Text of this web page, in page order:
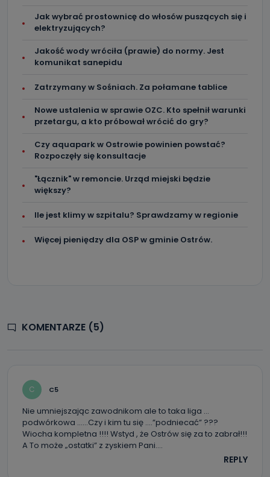
Jak wybrać prostownicę do włosów puszących się i
elektryzujących?
Jakość wody wróciła (prawie) do normy. Jest
komunikat sanepidu
Zatrzymany w Sośniach. Za połamane tablice
Nowe ustalenia w sprawie OZC. Kto spełnił warunki
przetargu, a kto próbował wrócić do gry?
Czy aquapark w Ostrowie powinien powstać?
Rozpoczęły się konsultacje
"Łącznik" w remoncie. Urząd miejski będzie
większy?
Ile jest klimy w szpitalu? Sprawdzamy w regionie
Więcej pieniędzy dla OSP w gminie Ostrów.
KOMENTARZE (5)
C C5
Nie umniejszając zawodnikom ale to taka liga …
podwórkowa ……Czy i kim tu się ….”podniecać” ???
Wiocha kompletna !!!! Wstyd , że Ostrów się za to zabrał!!!
A To może „ostatki” z zyskiem Pani….
REPLY